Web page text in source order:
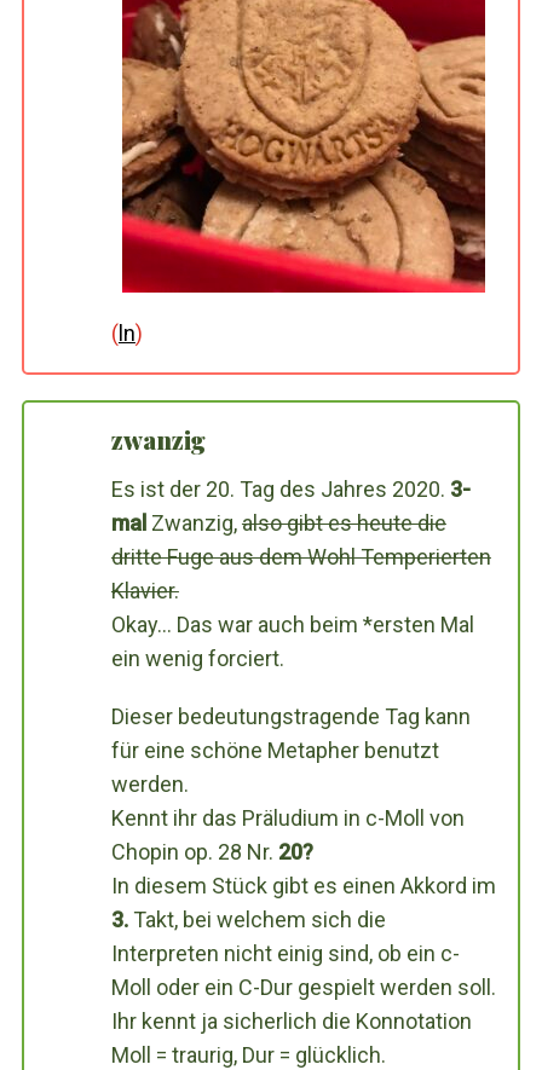
(ln)
zwanzig
Es ist der 20. Tag des Jahres 2020. 3-
mal Zwanzig,also gibt es heute die
dritte Fuge aus dem Wohl Temperierten
Klavier.
Okay… Das war auch beim *ersten Mal
ein wenig forciert.
Dieser bedeutungstragende Tag kann
für eine schöne Metapher benutzt
werden.
Kennt ihr das Präludium in c-Moll von
Chopin op. 28 Nr. 20?
In diesem Stück gibt es einen Akkord im
3.Takt, bei welchem sich die
Interpreten nicht einig sind, ob ein c-
Moll oder ein C-Dur gespielt werden soll.
Ihr kennt ja sicherlich die Konnotation
Moll = traurig, Dur = glücklich.